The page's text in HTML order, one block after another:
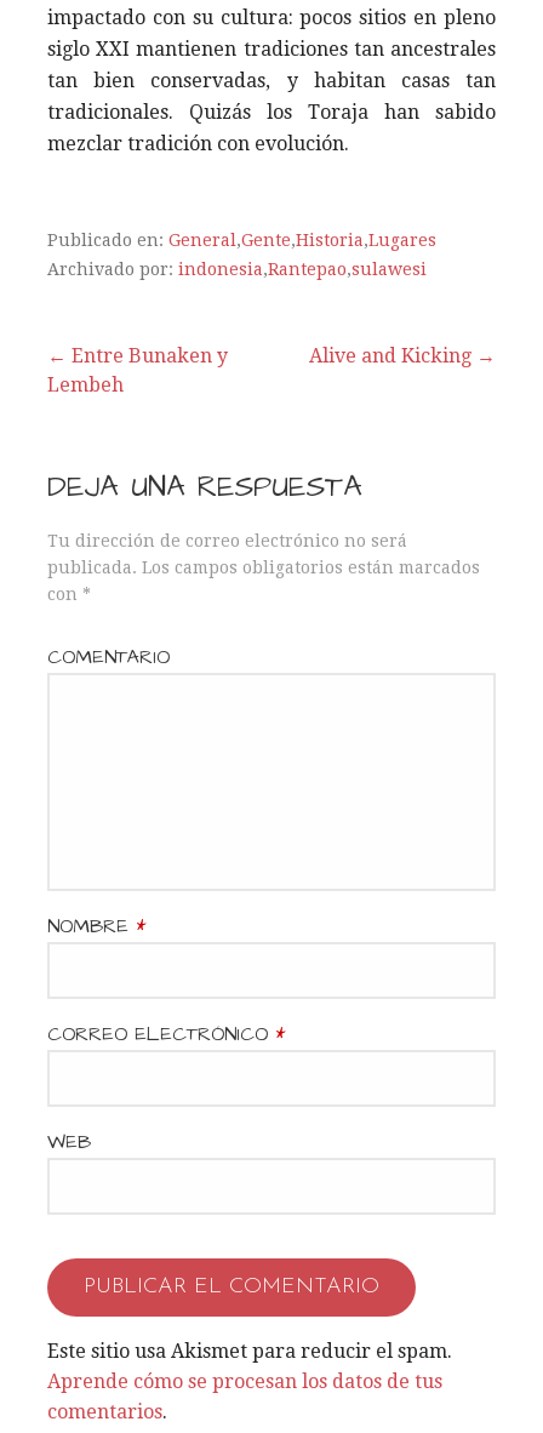
impactado con su cultura: pocos sitios en pleno
siglo XXI mantienen tradiciones tan ancestrales
tan bien conservadas, y habitan casas tan
tradicionales. Quizás los Toraja han sabido
mezclar tradición con evolución.
Publicado en: General ,Gente,Historia,Lugares
Archivado por: indonesia,Rantepao,sulawesi
← Entre Bunaken y
Lembeh
Alive and Kicking →
DEJA UNA RESPUESTA
Tu dirección de correo electrónico no será
publicada. Los campos obligatorios están marcados
con *
COMENTARIO
NOMBRE *
CORREO ELECTRÓNICO *
WEB
Este sitio usa Akismet para reducir el spam.
Aprende cómo se procesan los datos de tus
comentarios.